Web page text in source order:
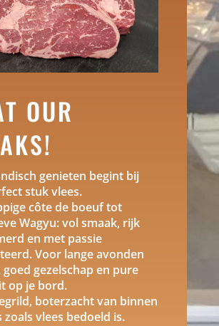
OUR
genieten begint bij
stuk vlees.
côte de boeuf tot
Wagyu: vol smaak, rijk
en met passie
Voor lange avonden
gezelschap en pure
op je bord.
boterzacht van binnen
vlees bedoeld is.